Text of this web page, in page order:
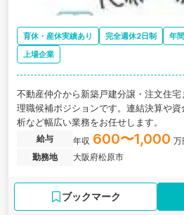
育休・産休実績あり 完全週休2日制 年
上場企業
不動産仲介から新築戸建分譲・注文住
理職候補ポジションです。連結決算や
析など幅広い業務をお任せします。
給与 年収 600〜1,000 万
勤務地
大阪府松原市
ブックマーク